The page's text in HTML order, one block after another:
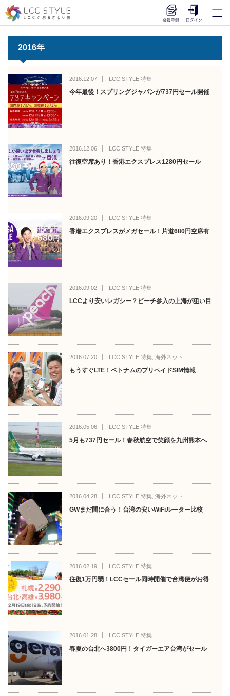
2016年
2016.12.07 LCC STYLE 特集
今年最後！スプリングジャパンが737円セール開催
2016.12.06 LCC STYLE 特集
往復空席あり！香港エクスプレス1280円セール
2016.09.20 LCC STYLE 特集
香港エクスプレスがメガセール！片道680円空席有
2016.09.02 LCC STYLE 特集
LCCより安いレガシー？ピーチ参入の上海が狙い目
2016.07.20 LCC STYLE 特集, 海外ネット
もうすぐLTE！ベトナムのプリペイドSIM情報
2016.05.06 LCC STYLE 特集
5月も737円セール！春秋航空で笑顔を九州熊本へ
2016.04.28 LCC STYLE 特集, 海外ネット
GWまだ間に合う！台湾の安いWiFiルーター比較
2016.02.19 LCC STYLE 特集
往復1万円弱！LCCセール同時開催で台湾便がお得
2016.01.28 LCC STYLE 特集
春夏の台北へ3800円！タイガーエア台湾がセール